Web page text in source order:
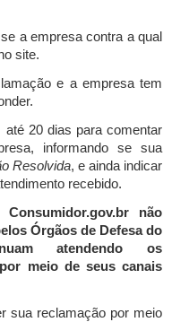
a empresa contra a qual
site.
e a empresa tem
20 dias para comentar
informando se sua
Resolvida, e ainda indicar
recebido.
não
Órgãos de Defesa do
atendendo os
meio de seus canais
sua reclamação por meio